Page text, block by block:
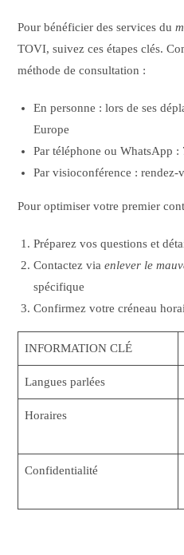
Pour bénéficier des services du
TOVI, suivez ces étapes clés.
méthode de consultation :
En personne : lors de ses
Europe
Par téléphone ou WhatsApp
Par visioconférence : rendez-
Pour optimiser votre premier
Préparez vos questions et
Contactez viaenlever le
spécifique
Confirmez votre créneau
INFORMATION CLÉ
Langues parlées
Horaires
Confidentialité